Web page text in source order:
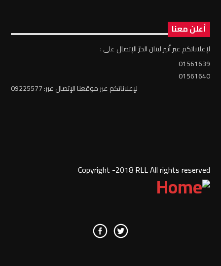
أعلن معنا
لإعلاناتكم عبر أثير لبنان الحرّ الإتصال على :
01561639
01561640
لإعلاناتكم عبر موقعنا الإتصال عبر: 09225577
Copyright -2018 RLL All rights reserved